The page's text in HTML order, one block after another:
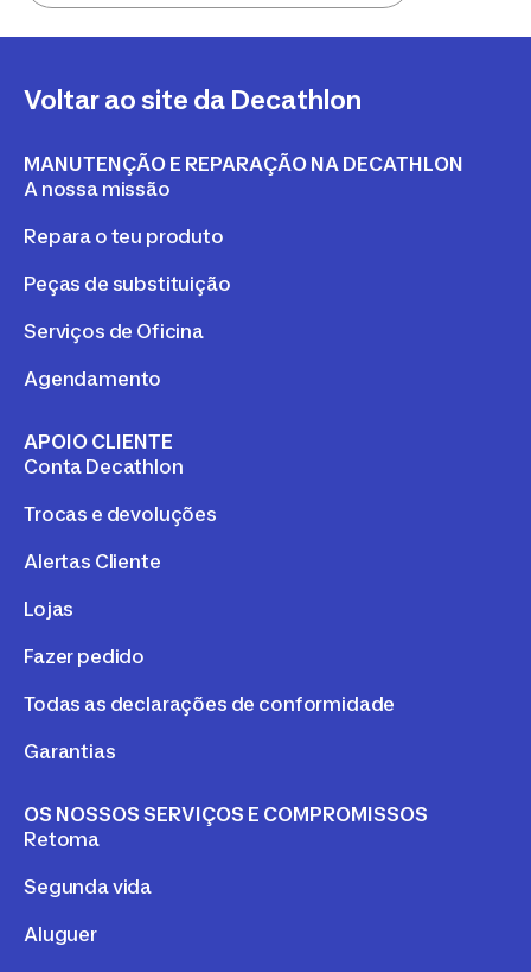
Voltar ao site da Decathlon
MANUTENÇÃO E REPARAÇÃO NA DECATHLON
A nossa missão
Repara o teu produto
Peças de substituição
Serviços de Oficina
Agendamento
APOIO CLIENTE
Conta Decathlon
Trocas e devoluções
Alertas Cliente
Lojas
Fazer pedido
Todas as declarações de conformidade
Garantias
OS NOSSOS SERVIÇOS E COMPROMISSOS
Retoma
Segunda vida
Aluguer